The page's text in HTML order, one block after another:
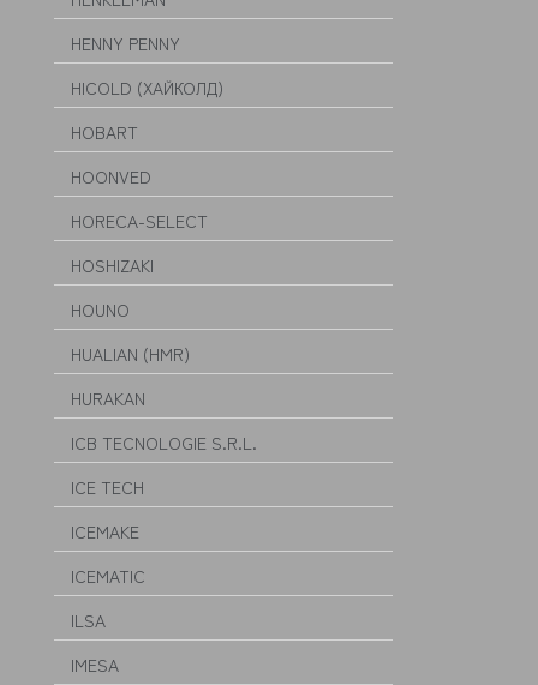
HENNY PENNY
HICOLD (ХАЙКОЛД)
HOBART
HOONVED
HORECA-SELECT
HOSHIZAKI
HOUNO
HUALIAN (HMR)
HURAKAN
ICB TECNOLOGIE S.R.L.
ICE TECH
ICEMAKE
ICEMATIC
ILSA
IMESA